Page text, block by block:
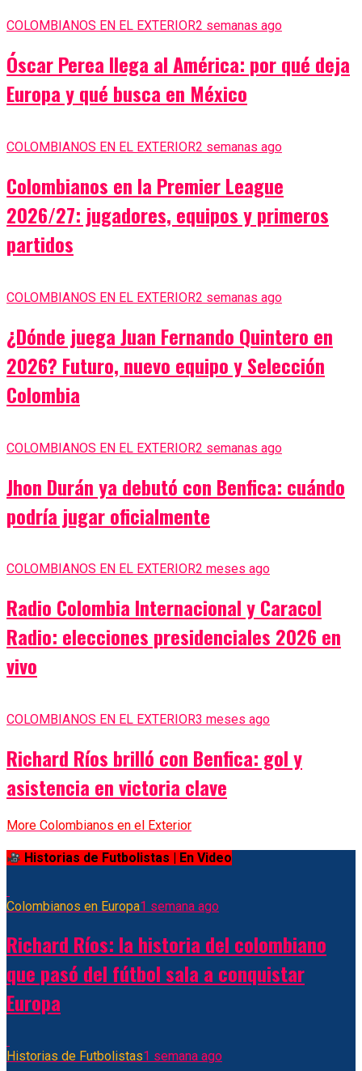
COLOMBIANOS EN EL EXTERIOR2 semanas ago
Óscar Perea llega al América: por qué deja
Europa y qué busca en México
COLOMBIANOS EN EL EXTERIOR2 semanas ago
Colombianos en la Premier League
2026/27: jugadores, equipos y primeros
partidos
COLOMBIANOS EN EL EXTERIOR2 semanas ago
¿Dónde juega Juan Fernando Quintero en
2026? Futuro, nuevo equipo y Selección
Colombia
COLOMBIANOS EN EL EXTERIOR2 semanas ago
Jhon Durán ya debutó con Benfica: cuándo
podría jugar oficialmente
COLOMBIANOS EN EL EXTERIOR2 meses ago
Radio Colombia Internacional y Caracol
Radio: elecciones presidenciales 2026 en
vivo
COLOMBIANOS EN EL EXTERIOR3 meses ago
Richard Ríos brilló con Benfica: gol y
asistencia en victoria clave
More Colombianos en el Exterior
Historias de Futbolistas | En Video
Colombianos en Europa1 semana ago
Richard Ríos: la historia del colombiano
que pasó del fútbol sala a conquistar
Europa
Historias de Futbolistas1 semana ago